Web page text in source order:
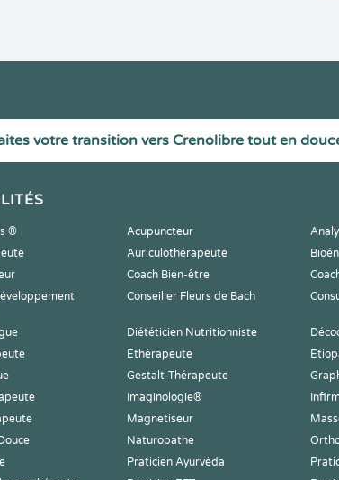
votre transition vers Crenolibre tout en
® Acupuncteur
Auriculothérapeute
Coach Bien-être
Conseiller Fleurs de Bach
Diététicien Nutritionniste
Ethérapeute
Gestalt-Thérapeute
Imaginologie®
Magnetiseur
Naturopathe
Praticien Ayurvéda